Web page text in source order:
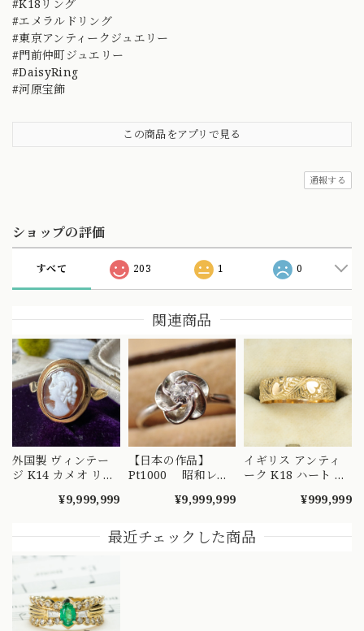
#K18リング
#エメラルドリング
#東京アンティークジュエリー
#門前仲町ジュエリー
#DaisyRing
#河原宝飾
この商品をアプリで見る
通報する
ショップの評価
すべて 203 1 0
関連商品
外国製 ヴィンテー
ジ K14 カメオ リン
しめるようなデザイ
¥9,999,999
【日本の作品】
Pt1000 昭和レト
リング 捻り梅
り 吉祥文様 ～
楚々とした可憐な華
¥9,999,999
イギリス アンティ
ーク K18 ハート エ
り リング 1908年 バ
ーディアン 全周彫
刻 総柄 MR00841
¥999,999
最近チェックした商品